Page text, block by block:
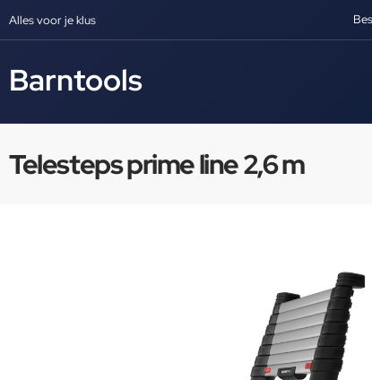
Alles voor je klus
Barntools
Telesteps prime line 2,6 m